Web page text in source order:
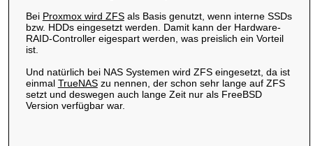
Bei Proxmox wird ZFSals Basis genutzt, wenn interne SSDs
bzw. HDDs eingesetzt werden. Damit kann der Hardware-
RAID-Controller eigespart werden, was preislich ein Vorteil
ist.
Und natürlich bei NAS Systemen wird ZFS eingesetzt, da ist
einmal TrueNASzu nennen, der schon sehr lange auf ZFS
setzt und deswegen auch lange Zeit nur als FreeBSD
Version verfügbar war.